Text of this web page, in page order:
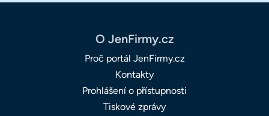
O JenFirmy.cz
Proč portál JenFirmy.cz
Kontakty
Prohlášení o přístupnosti
Tiskové zprávy